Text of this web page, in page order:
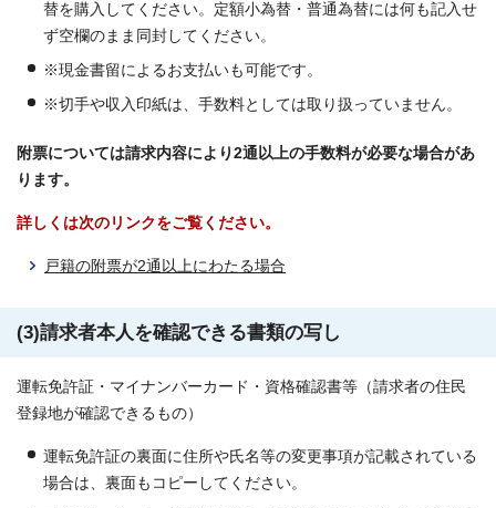
替を購入してください。定額小為替・普通為替には何も記入せ
ず空欄のまま同封してください。
※現金書留によるお支払いも可能です。
※切手や収入印紙は、手数料としては取り扱っていません。
附票については請求内容により2通以上の手数料が必要な場合があ
ります。
詳しくは次のリンクをご覧ください。
戸籍の附票が2通以上にわたる場合
(3)請求者本人を確認できる書類の写し
運転免許証・マイナンバーカード・資格確認書等（請求者の住民
登録地が確認できるもの）
運転免許証の裏面に住所や氏名等の変更事項が記載されている
場合は、裏面もコピーしてください。